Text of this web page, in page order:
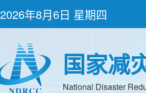
2026年8月6日 星期四
国家减
National Disaster